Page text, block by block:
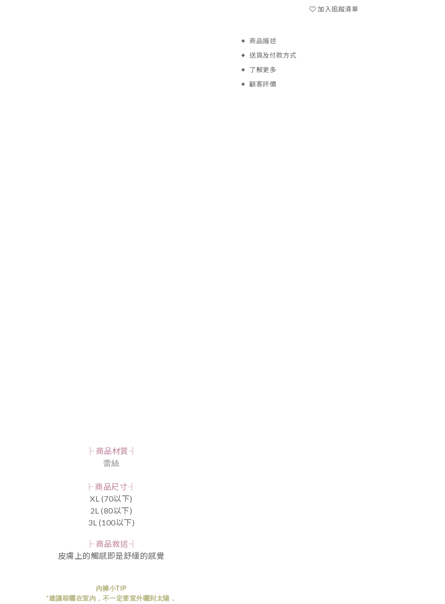
加入追蹤清單
商品描述
送貨及付款方式
了解更多
顧客評價
├ 商品材質┤
蕾絲
├ 商品尺寸┤
XL (70以下)
2L (80以下)
3L (100以下)
├ 商品敘述┤
皮膚上的觸感即是舒緩的感覺
內褲小TIP
*建議晾曬在室內，不一定要室外曬到太陽，